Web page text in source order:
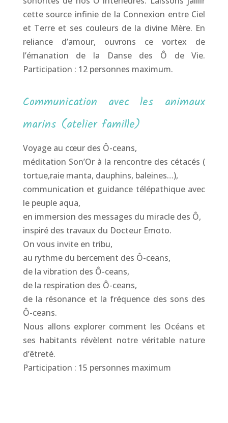
cette source infinie de la Connexion entre Ciel
et Terre et ses couleurs de la divine Mère. En
reliance d’amour, ouvrons ce vortex de
l’émanation de la Danse des Ô de Vie.
Participation : 12 personnes maximum.
Communication avec les animaux
marins (atelier famille)
Voyage au cœur des Ô-ceans,
méditation Son’Or à la rencontre des cétacés (
tortue,raie manta, dauphins, baleines…),
communication et guidance télépathique avec
le peuple aqua,
en immersion des messages du miracle des Ô,
inspiré des travaux du Docteur Emoto.
On vous invite en tribu,
au rythme du bercement des Ô-ceans,
de la vibration des Ô-ceans,
de la respiration des Ô-ceans,
de la résonance et la fréquence des sons des
Ô-ceans.
Nous allons explorer comment les Océans et
ses habitants révèlent notre véritable nature
d’êtreté.
Participation : 15 personnes maximum